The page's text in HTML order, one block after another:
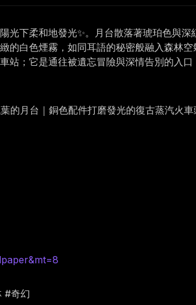
下柔和地發光✨。月台散落著琥珀色與
白色煙霧，如同耳語的秘密般融入森林
；它是通往被遺忘冒險與深情告別的入
月台｜銅色配件打磨發光的復古蒸汽火
#奇幻